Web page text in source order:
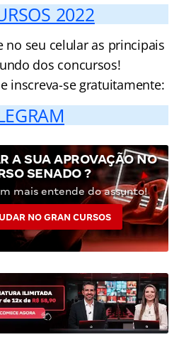
2022
no seu celular as principais
dos concursos!
inscreva-se gratuitamente:
A SUA APROVAÇÃO NO
SENADO ?
mais entende do assunto!
NO GRAN CURSOS